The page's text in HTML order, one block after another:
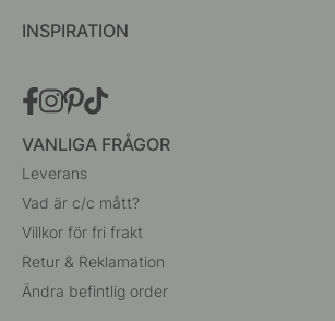
INSPIRATION
VANLIGA FRÅGOR
Leverans
Vad är c/c mått?
Villkor för fri frakt
Retur & Reklamation
Ändra befintlig order